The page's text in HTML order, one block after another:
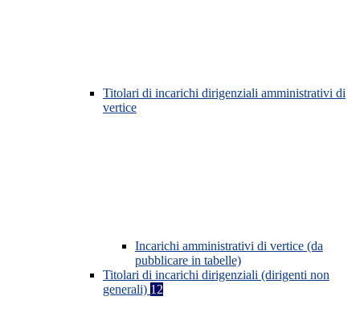
Titolari di incarichi dirigenziali amministrativi di
vertice
Incarichi amministrativi di vertice (da
pubblicare in tabelle)
Titolari di incarichi dirigenziali (dirigenti non
generali) 12